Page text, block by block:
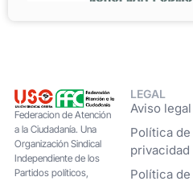
Federacion de Atención
a la Ciudadanía. Una
Organización Sindical
Independiente de los
Partidos políticos,
LEGAL
Aviso legal
Política de
privacidad
Política de